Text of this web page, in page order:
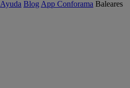
Ayuda Blog App Conforama Baleares